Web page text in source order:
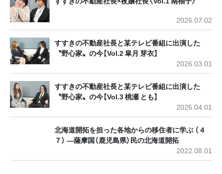
2026.07.02
すすきの不動産社長と某テレビ番組に出演した
〝野心家〟の今【Vol.2 皐月 芽衣】
2026.03.01
すすきの不動産社長と某テレビ番組に出演した
〝野心家〟の今【Vol.3 桃瀬 とも】
2026.04.01
北海道開拓を担った各地からの移住者に学ぶ （４
７） ―薩摩国（鹿児島県）民の北海道開拓
2022.08.01